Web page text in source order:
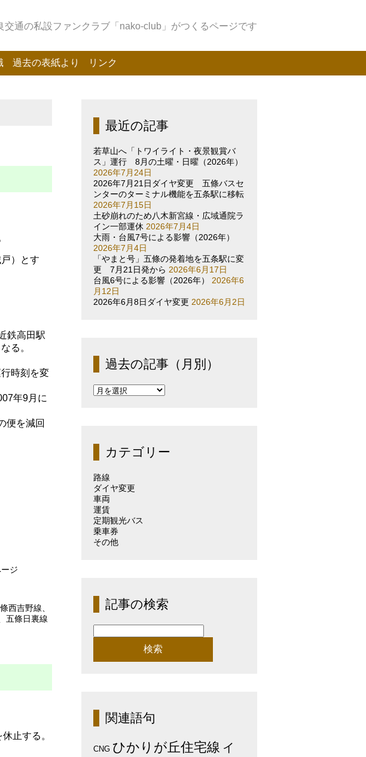
交通の私設ファンクラブ「nako-club」がつくるページです
過去の表紙より リンク
）とす
鉄高田駅
る。
時刻を変
年9月に
便を減回
ジ
西吉野線
五條日裏線
止する。
最近の記事
若草山へ「トワイライト・夜景観賞バ
ス」運行 8月の土曜・日曜（2026年）
2026年7月24日
2026年7月21日ダイヤ変更 五條バスセ
ンターのターミナル機能を五条駅に移転
2026年7月15日
土砂崩れのため八木新宮線・広域通院ラ
イン一部運休 2026年7月4日
大雨・台風7号による影響（2026年）
2026年7月4日
「やまと号」五條の発着地を五条駅に変
更 7月21日発から 2026年6月17日
台風6号による影響（2026年）
2026年6
月12日
2026年6月8日ダイヤ変更 2026年6月2日
過去の記事（月別）
過
（月
別）カテゴリー
路線
ダイヤ変更
車両
運賃
定期観光バス
乗車券
その他
記事の検索
索:
関連語句
CNG ひかりが丘住宅線 イ